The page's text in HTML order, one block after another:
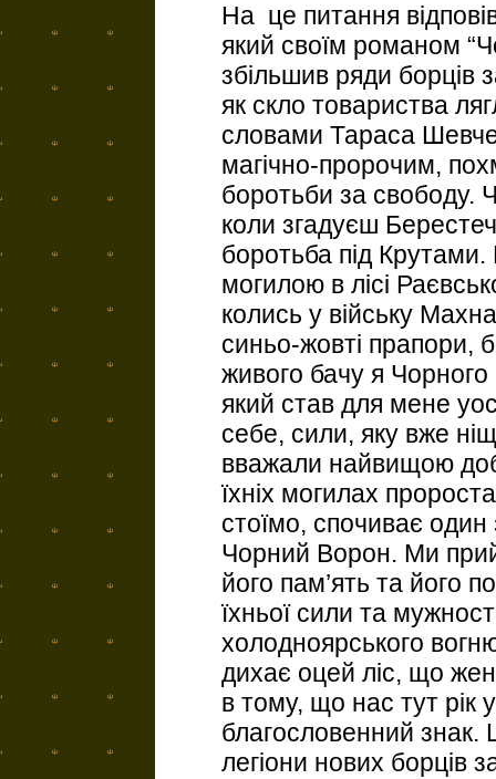
На це питання
який своїм романом
збільшив ряди борців
як скло товариства
словами Тараса
магічно-пророчим,
боротьби за свободу.
коли згадуєш
боротьба під
могилою в лісі
колись у війську
синьо-жовті прапори,
живого бачу я
який став для мене
себе, сили, яку вже
вважали найвищою
їхніх могилах
стоїмо, спочиває один
Чорний Ворон. Ми
його пам’ять та його
їхньої сили та
холодноярського
дихає оцей ліс, що жене
в тому, що нас тут рік
благословенний
легіони нових борців